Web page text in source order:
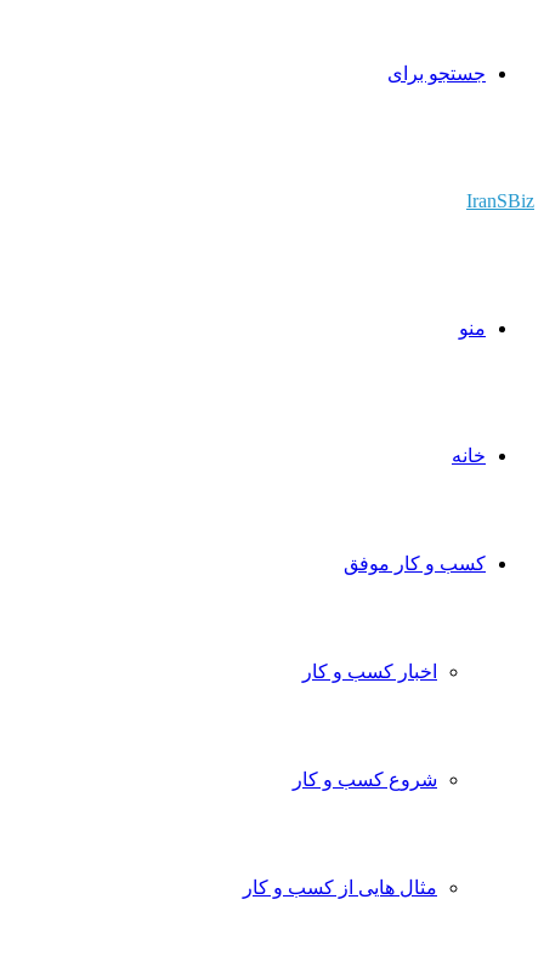
جستجو برای
IranSBiz
منو
خانه
کسب و کار موفق
اخبار کسب و کار
شروع کسب و کار
مثال هایی از کسب و کار